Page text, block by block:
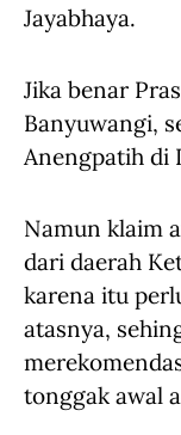
Jayabhaya.
Jika benar
Banyuwangi,
Anengpatih di
Namun klaim
dari daerah
karena itu
atasnya,
tonggak awal